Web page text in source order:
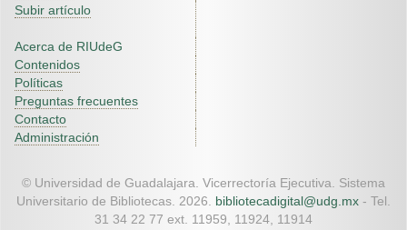
Subir artículo
Acerca de RIUdeG
Contenidos
Políticas
Preguntas frecuentes
Contacto
Administración
© Universidad de Guadalajara. Vicerrectoría Ejecutiva. Sistema
Universitario de Bibliotecas. 2026. bibliotecadigital@udg.mx - Tel.
31 34 22 77 ext. 11959, 11924, 11914